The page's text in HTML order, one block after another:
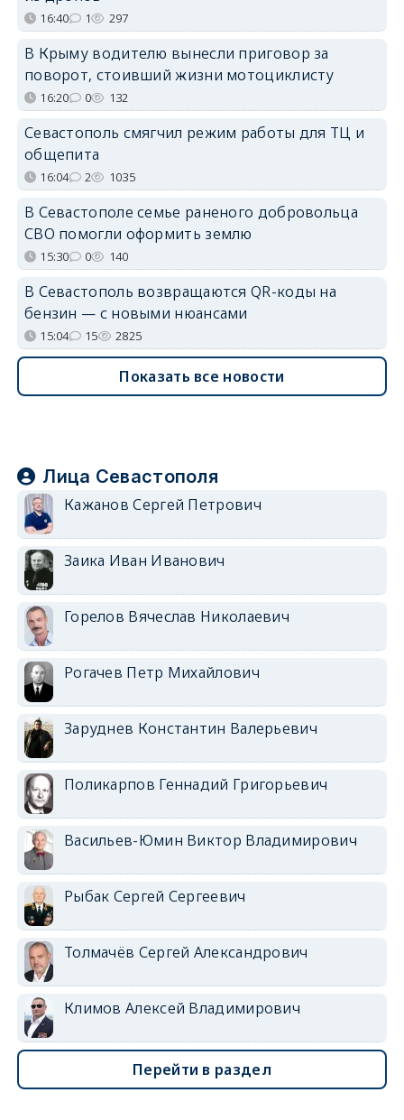
16:40 1 297
В Крыму водителю вынесли приговор за
поворот, стоивший жизни мотоциклисту
16:20 0 132
Севастополь смягчил режим работы для ТЦ и
общепита
16:04 2 1035
В Севастополе семье раненого добровольца
СВО помогли оформить землю
15:30 0 140
В Севастополь возвращаются QR-коды на
бензин — с новыми нюансами
15:04 15 2825
Показать все новости
Лица Севастополя
Кажанов Сергей Петрович
Заика Иван Иванович
Горелов Вячеслав Николаевич
Рогачев Петр Михайлович
Заруднев Константин Валерьевич
Поликарпов Геннадий Григорьевич
Васильев-Юмин Виктор Владимирович
Рыбак Сергей Сергеевич
Толмачёв Сергей Александрович
Климов Алексей Владимирович
Перейти в раздел